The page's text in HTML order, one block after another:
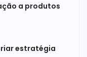
a produtos
estratégia